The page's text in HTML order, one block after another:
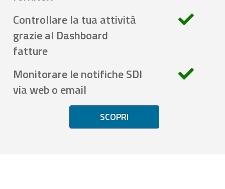
Controllare la tua attività
grazie al Dashboard
fatture
Monitorare le notifiche SDI
via web o email
SCOPRI